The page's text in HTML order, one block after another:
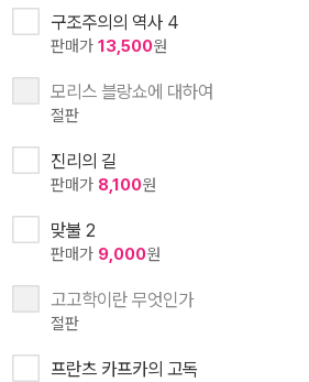
구조주의의 역사 4
판매가 13,500원
모리스 블랑쇼에 대하여
절판
진리의 길
판매가 8,100원
맞불 2
판매가 9,000원
고고학이란 무엇인가
절판
프란츠 카프카의 고독